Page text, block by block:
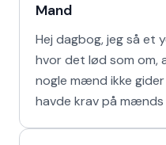
Mand
Hej dagbog, jeg så et
hvor det lød som
nogle mænd ikke
havde krav på mænds tid. Hver gang